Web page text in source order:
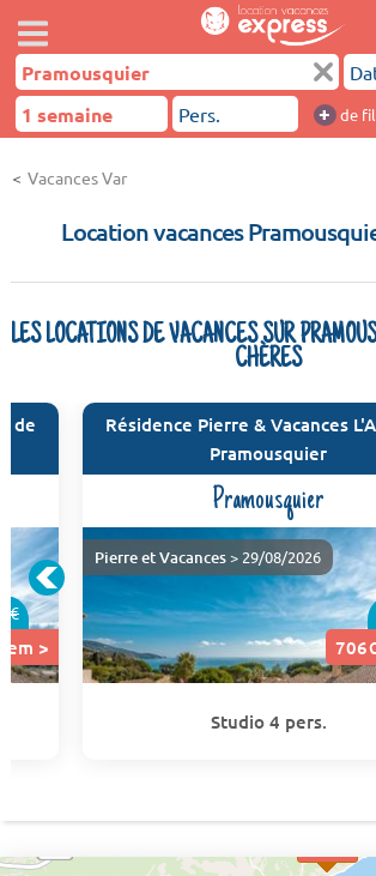
+ de
Vacances Var
Location vacances
LES LOCATIONS DE VACANCES SUR
CHÈRES
de
>
Résidence Pierre & Vacances
Pramousquier
Pramousquier
Pierre et Vacances> 29/08/2026
Studio 4 pers.